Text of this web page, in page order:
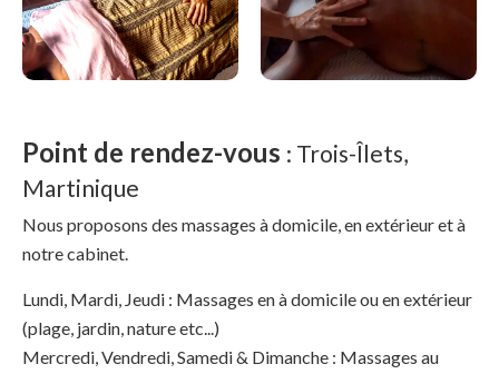
Point de rendez-vous : Trois-Îlets,
Martinique
Nous proposons des massages à domicile, en extérieur et à
notre cabinet.
Lundi, Mardi, Jeudi : Massages en à domicile ou en extérieur
(plage, jardin, nature etc...)
Mercredi, Vendredi, Samedi & Dimanche : Massages au